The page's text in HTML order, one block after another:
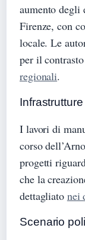
aumento degli
Firenze, con
locale. Le
per il
regionali.
I lavori di
corso
progetti
che la
dettagliato nei
Scenario